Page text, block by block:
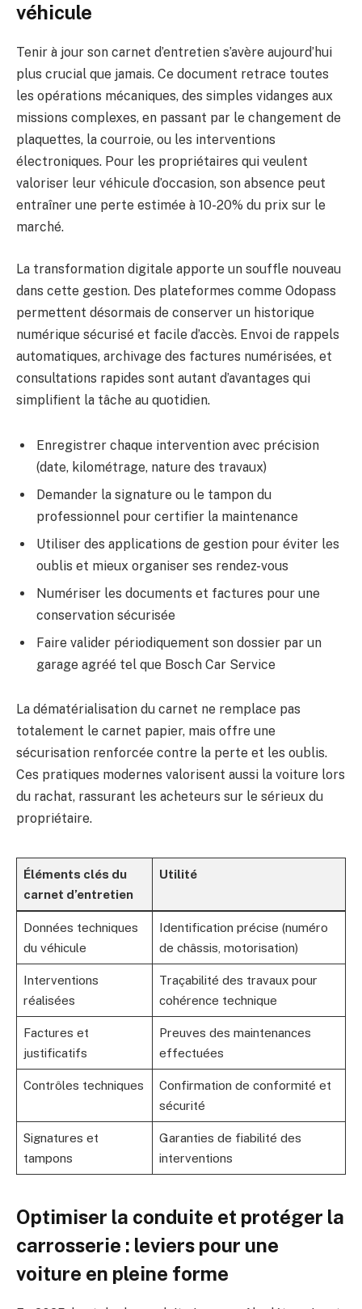
véhicule
Tenir à jour son carnet d’entretien s’avère aujourd’hui
plus crucial que jamais. Ce document retrace toutes
les opérations mécaniques, des simples vidanges aux
missions complexes, en passant par le changement de
plaquettes, la courroie, ou les interventions
électroniques. Pour les propriétaires qui veulent
valoriser leur véhicule d’occasion, son absence peut
entraîner une perte estimée à 10-20% du prix sur le
marché.
La transformation digitale apporte un souffle nouveau
dans cette gestion. Des plateformes comme Odopass
permettent désormais de conserver un historique
numérique sécurisé et facile d’accès. Envoi de rappels
automatiques, archivage des factures numérisées, et
consultations rapides sont autant d’avantages qui
simplifient la tâche au quotidien.
Enregistrer chaque intervention avec précision
(date, kilométrage, nature des travaux)
Demander la signature ou le tampon du
professionnel pour certifier la maintenance
Utiliser des applications de gestion pour éviter les
oublis et mieux organiser ses rendez-vous
Numériser les documents et factures pour une
conservation sécurisée
Faire valider périodiquement son dossier par un
garage agréé tel que Bosch Car Service
La dématérialisation du carnet ne remplace pas
totalement le carnet papier, mais offre une
sécurisation renforcée contre la perte et les oublis.
Ces pratiques modernes valorisent aussi la voiture lors
du rachat, rassurant les acheteurs sur le sérieux du
propriétaire.
Éléments clés du
carnet d’entretien
Utilité
Données techniques
du véhicule
Identification précise (numéro
de châssis, motorisation)
Interventions
réalisées
Traçabilité des travaux pour
cohérence technique
Factures et
justificatifs
Preuves des maintenances
effectuées
Contrôles techniques
Confirmation de conformité et
sécurité
Signatures et
tampons
Garanties de fiabilité des
interventions
Optimiser la conduite et protéger la
carrosserie : leviers pour une
voiture en pleine forme